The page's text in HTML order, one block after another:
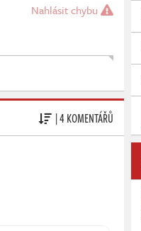
Nahlásit chybu
| 4 KOMENTÁŘŮ